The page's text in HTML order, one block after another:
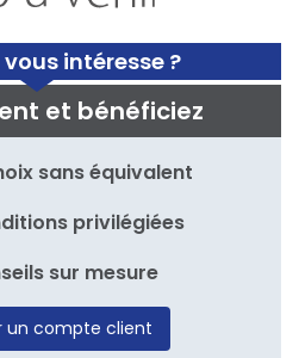
intéresse ?
et bénéficiez
sans équivalent
privilégiées
sur mesure
un compte client